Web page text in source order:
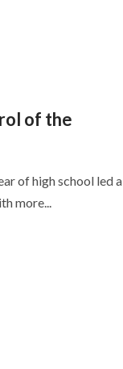
of the
of high school led a
more...